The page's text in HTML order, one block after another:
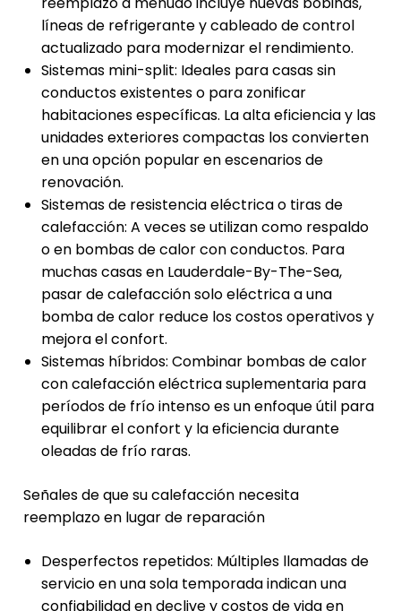
líneas de refrigerante y cableado de control
actualizado para modernizar el rendimiento.
Sistemas mini-split: Ideales para casas sin
conductos existentes o para zonificar
habitaciones específicas. La alta eficiencia y las
unidades exteriores compactas los convierten
en una opción popular en escenarios de
renovación.
Sistemas de resistencia eléctrica o tiras de
calefacción: A veces se utilizan como respaldo
o en bombas de calor con conductos. Para
muchas casas en Lauderdale-By-The-Sea,
pasar de calefacción solo eléctrica a una
bomba de calor reduce los costos operativos y
mejora el confort.
Sistemas híbridos: Combinar bombas de calor
con calefacción eléctrica suplementaria para
períodos de frío intenso es un enfoque útil para
equilibrar el confort y la eficiencia durante
oleadas de frío raras.
Señales de que su calefacción necesita
reemplazo en lugar de reparación
Desperfectos repetidos: Múltiples llamadas de
servicio en una sola temporada indican una
confiabilidad en declive y costos de vida en